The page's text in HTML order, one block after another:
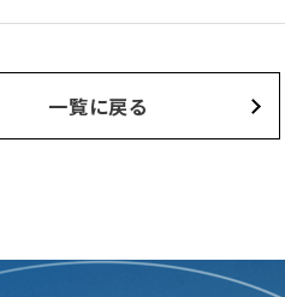
一覧に戻る